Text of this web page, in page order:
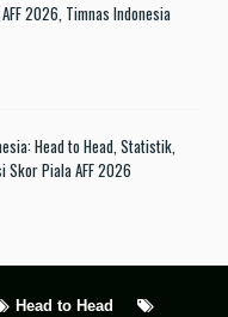
2026, Timnas Indonesia
Head to Head, Statistik,
Skor Piala AFF 2026
Head to Head